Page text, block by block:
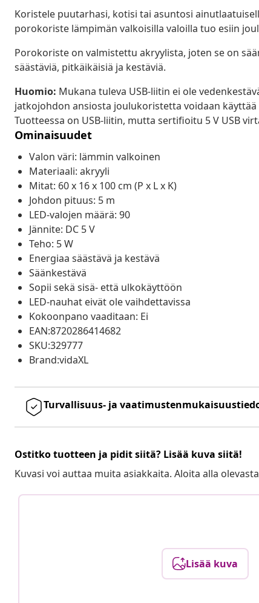
Koristele puutarhasi, kotisi tai asuntosi
porokoriste lämpimän valkoisilla valoilla tuo esiin
Porokoriste on valmistettu akryylista, joten se on
säästäviä, pitkäikäisiä ja kestäviä.
Huomio: Mukana tuleva USB-liitin ei ole
jatkojohdon ansiosta joulukoristetta voidaan
Tuotteessa on USB-liitin, mutta sertifioitu 5 V USB
Ominaisuudet
Valon väri: lämmin valkoinen
Materiaali: akryyli
Mitat: 60 x 16 x 100 cm (P x L x K)
Johdon pituus: 5 m
LED-valojen määrä: 90
Jännite: DC 5 V
Teho: 5 W
Energiaa säästävä ja kestävä
Säänkestävä
Sopii sekä sisä- että ulkokäyttöön
LED-nauhat eivät ole vaihdettavissa
Kokoonpano vaaditaan: Ei
EAN:8720286414682
SKU:329777
Brand:vidaXL
Turvallisuus- ja
Ostitko tuotteen ja pidit siitä? Lisää kuva siitä!
Kuvasi voi auttaa muita asiakkaita. Aloita alla
Lisää kuva